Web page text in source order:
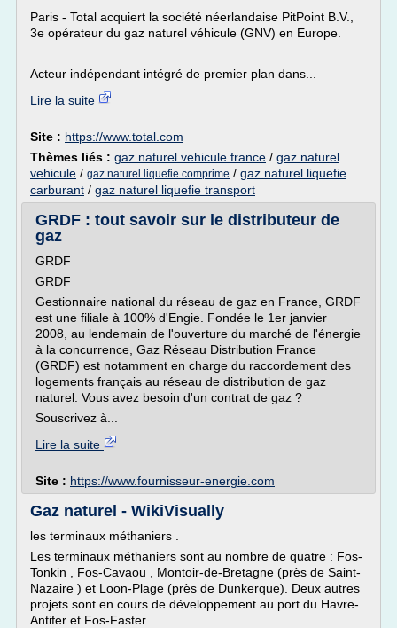
Paris - Total acquiert la société néerlandaise PitPoint B.V.,
3e opérateur du gaz naturel véhicule (GNV) en Europe.
Acteur indépendant intégré de premier plan dans...
Lire la suite
Site : https://www.total.com
Thèmes liés : gaz naturel vehicule france / gaz naturel
vehicule / gaz naturel liquefie comprime / gaz naturel liquefie
carburant / gaz naturel liquefie transport
GRDF : tout savoir sur le distributeur de
gaz
GRDF
GRDF
Gestionnaire national du réseau de gaz en France, GRDF
est une filiale à 100% d'Engie. Fondée le 1er janvier
2008, au lendemain de l'ouverture du marché de l'énergie
à la concurrence, Gaz Réseau Distribution France
(GRDF) est notamment en charge du raccordement des
logements français au réseau de distribution de gaz
naturel. Vous avez besoin d'un contrat de gaz ?
Souscrivez à...
Lire la suite
Site : https://www.fournisseur-energie.com
Gaz naturel - WikiVisually
les terminaux méthaniers .
Les terminaux méthaniers sont au nombre de quatre : Fos-
Tonkin , Fos-Cavaou , Montoir-de-Bretagne (près de Saint-
Nazaire ) et Loon-Plage (près de Dunkerque). Deux autres
projets sont en cours de développement au port du Havre-
Antifer et Fos-Faster.